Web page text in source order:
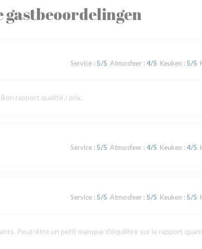
gastbeoordelingen
Service: 5/5 Atmosfeer: 4/5 Keuken : 5/5
rapport qualité / prix.
Service: 5/5 Atmosfeer: 4/5 Keuken : 4/5
Service: 5/5 Atmosfeer: 5/5 Keuken : 5/5
Peut-être un petit manque d'équilibre sur le rapport